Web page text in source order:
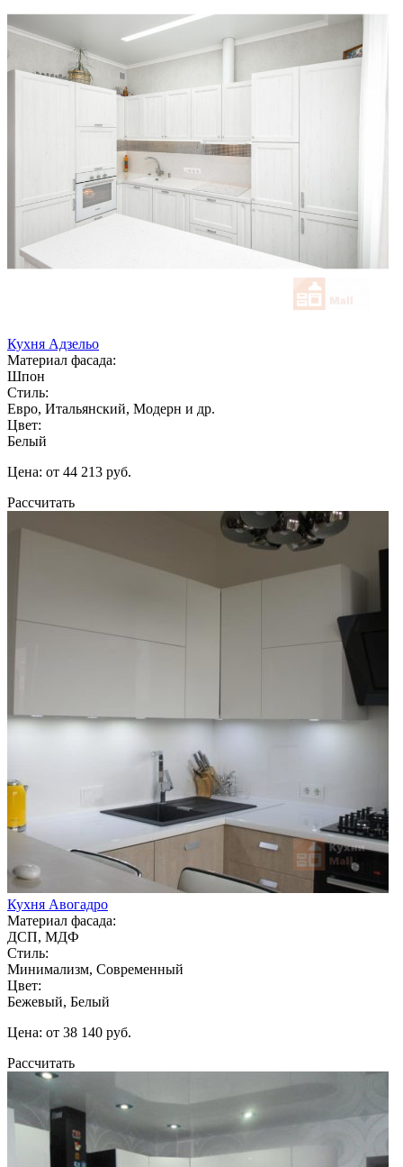
Кухня Адзельо
Материал фасада:
Шпон
Стиль:
Евро, Итальянский, Модерн и др.
Цвет:
Белый
Цена: от 44 213 руб.
Рассчитать
Кухня Авогадро
Материал фасада:
ДСП, МДФ
Стиль:
Минимализм, Современный
Цвет:
Бежевый, Белый
Цена: от 38 140 руб.
Рассчитать